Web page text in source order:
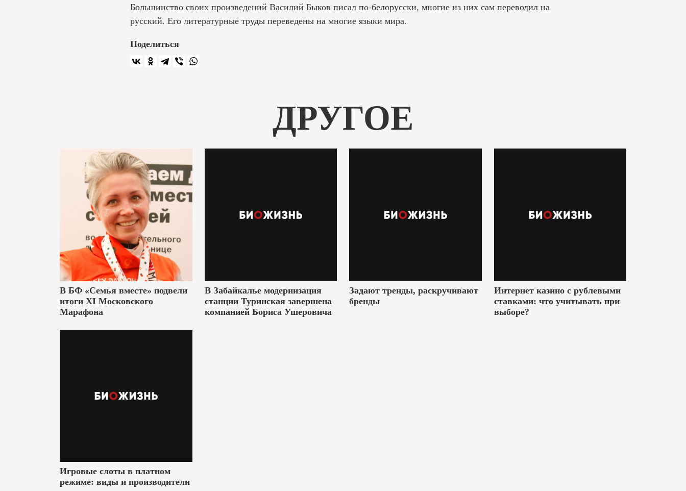
Большинство своих произведений Василий Быков писал по-белорусски, многие из них сам переводил на
русский. Его литературные труды переведены на многие языки мира.
Поделиться
ДРУГОЕ
В БФ «Семья вместе» подвели
итоги XI Московского
Марафона
В Забайкалье модернизация
станции Туринская завершена
компанией Бориса Ушеровича
Задают тренды, раскручивают
бренды
Интернет казино с рублевыми
ставками: что учитывать при
выборе?
Игровые слоты в платном
режиме: виды и производители